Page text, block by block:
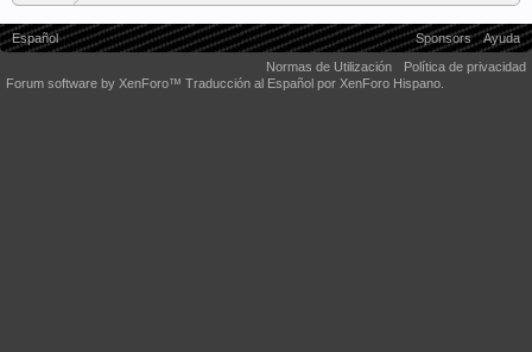
Español Sponsors
Ayuda
Normas de Utilización
Política de privacidad
Forum software by XenForo™ Traducción al Español por XenForo Hispano.